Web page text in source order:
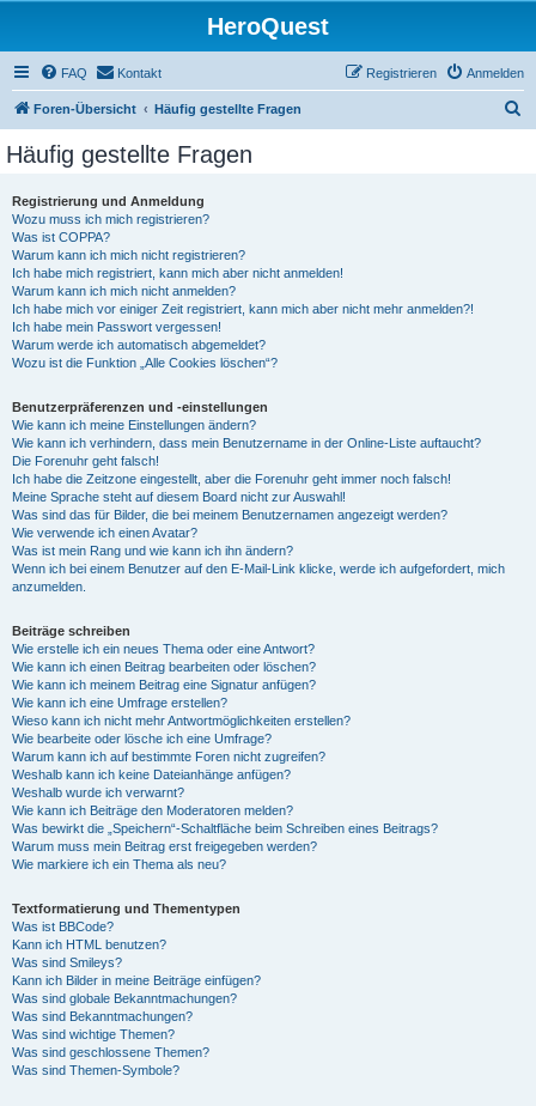
HeroQuest
FAQ Kontakt Anmelden
Registrieren
Foren-Übersicht Häufig gestellte Fragen
Häufig gestellte Fragen
Registrierung und Anmeldung
Wozu muss ich mich registrieren?
Was ist COPPA?
Warum kann ich mich nicht registrieren?
Ich habe mich registriert, kann mich aber nicht anmelden!
Warum kann ich mich nicht anmelden?
Ich habe mich vor einiger Zeit registriert, kann mich aber nicht mehr anmelden?!
Ich habe mein Passwort vergessen!
Warum werde ich automatisch abgemeldet?
Wozu ist die Funktion „Alle Cookies löschen“?
Benutzerpräferenzen und -einstellungen
Wie kann ich meine Einstellungen ändern?
Wie kann ich verhindern, dass mein Benutzername in der Online-Liste auftaucht?
Die Forenuhr geht falsch!
Ich habe die Zeitzone eingestellt, aber die Forenuhr geht immer noch falsch!
Meine Sprache steht auf diesem Board nicht zur Auswahl!
Was sind das für Bilder, die bei meinem Benutzernamen angezeigt werden?
Wie verwende ich einen Avatar?
Was ist mein Rang und wie kann ich ihn ändern?
Wenn ich bei einem Benutzer auf den E-Mail-Link klicke, werde ich aufgefordert, mich
anzumelden.
Beiträge schreiben
Wie erstelle ich ein neues Thema oder eine Antwort?
Wie kann ich einen Beitrag bearbeiten oder löschen?
Wie kann ich meinem Beitrag eine Signatur anfügen?
Wie kann ich eine Umfrage erstellen?
Wieso kann ich nicht mehr Antwortmöglichkeiten erstellen?
Wie bearbeite oder lösche ich eine Umfrage?
Warum kann ich auf bestimmte Foren nicht zugreifen?
Weshalb kann ich keine Dateianhänge anfügen?
Weshalb wurde ich verwarnt?
Wie kann ich Beiträge den Moderatoren melden?
Was bewirkt die „Speichern“-Schaltfläche beim Schreiben eines Beitrags?
Warum muss mein Beitrag erst freigegeben werden?
Wie markiere ich ein Thema als neu?
Textformatierung und Thementypen
Was ist BBCode?
Kann ich HTML benutzen?
Was sind Smileys?
Kann ich Bilder in meine Beiträge einfügen?
Was sind globale Bekanntmachungen?
Was sind Bekanntmachungen?
Was sind wichtige Themen?
Was sind geschlossene Themen?
Was sind Themen-Symbole?